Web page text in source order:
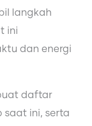
langkah
ini
dan energi
daftar
saat ini, serta